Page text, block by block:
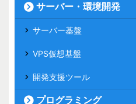
サーバー・環境開発
サーバー基盤
VPS仮想基盤
開発支援ツール
プログラミング